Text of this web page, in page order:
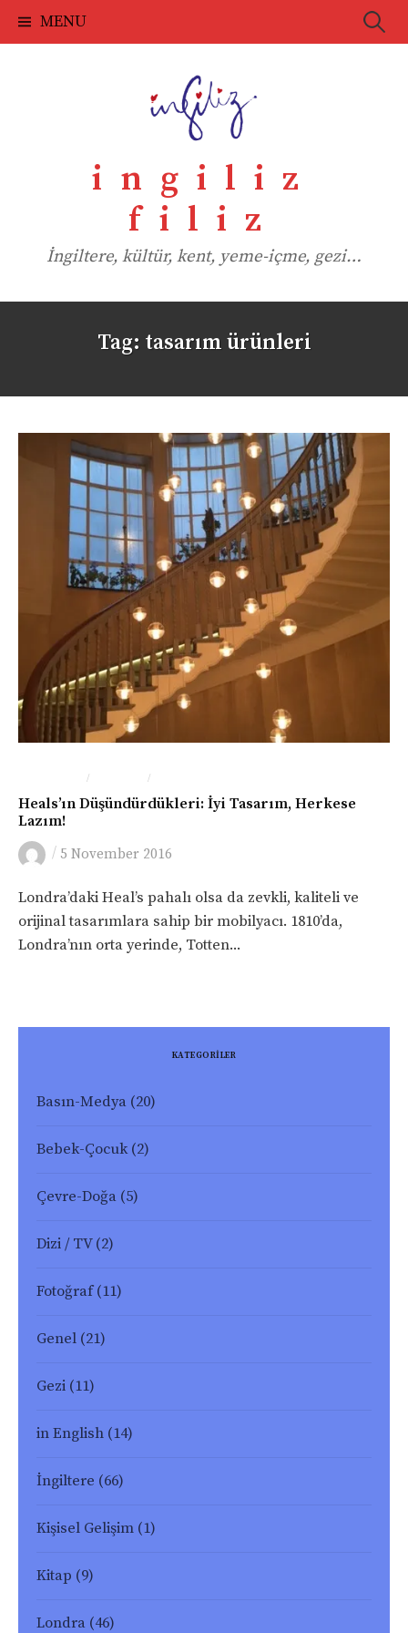
Skip
to
MENU Search
ingiliz
filiz
İngiltere, kültür, kent, yeme-içme, gezi…
Tag: tasarım ürünleri
/ /
Heals’ın Düşündürdükleri: İyi Tasarım, Herkese
Lazım!
/ 5 November 2016
Londra’daki Heal’s pahalı olsa da zevkli, kaliteli ve
orijinal tasarımlara sahip bir mobilyacı. 1810’da,
Londra’nın orta yerinde, Totten...
KATEGORİLER
Basın-Medya (20)
Bebek-Çocuk(2)
Çevre-Doğa (5)
Dizi / TV(2)
Fotoğraf(11)
Genel (21)
Gezi (11)
in English (14)
İngiltere (66)
Kişisel Gelişim (1)
Kitap (9)
Londra (46)